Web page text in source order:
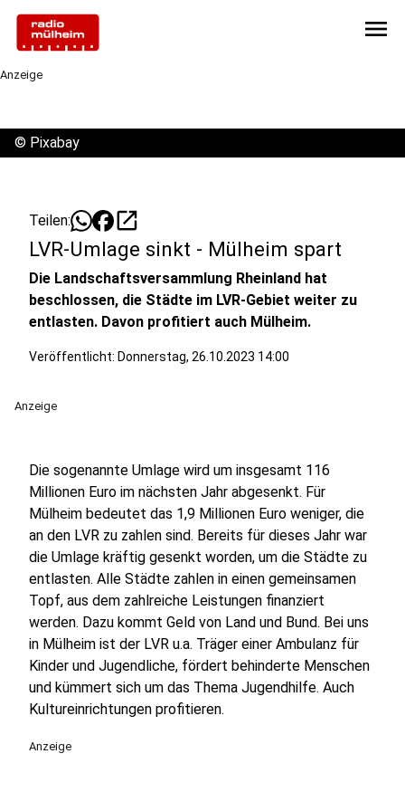
menu
Anzeige
© Pixabay
Teilen: open_in_new
LVR-Umlage sinkt - Mülheim spart
Die Landschaftsversammlung Rheinland hat
beschlossen, die Städte im LVR-Gebiet weiter zu
entlasten. Davon profitiert auch Mülheim.
Veröffentlicht: Donnerstag, 26.10.2023 14:00
Anzeige
Die sogenannte Umlage wird um insgesamt 116
Millionen Euro im nächsten Jahr abgesenkt. Für
Mülheim bedeutet das 1,9 Millionen Euro weniger, die
an den LVR zu zahlen sind. Bereits für dieses Jahr war
die Umlage kräftig gesenkt worden, um die Städte zu
entlasten. Alle Städte zahlen in einen gemeinsamen
Topf, aus dem zahlreiche Leistungen finanziert
werden. Dazu kommt Geld von Land und Bund. Bei uns
in Mülheim ist der LVR u.a. Träger einer Ambulanz für
Kinder und Jugendliche, fördert behinderte Menschen
und kümmert sich um das Thema Jugendhilfe. Auch
Kultureinrichtungen profitieren.
Anzeige